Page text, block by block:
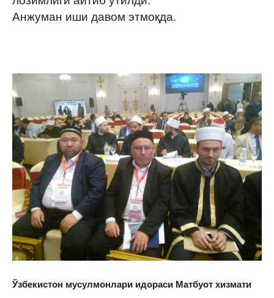
Анжуман иши давом этмоқда.
Ўзбекистон мусулмонлари идораси Матбуот хизмати